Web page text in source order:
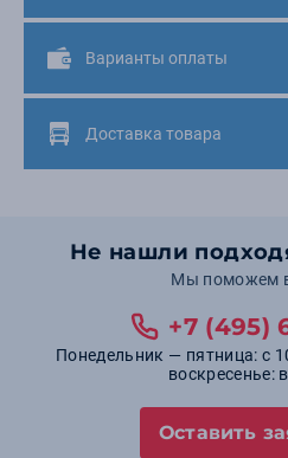
Варианты оплаты
Доставка товара
Не нашли
Мы поможем
+7 (495)
Понедельник — пятница: с
воскресенье:
Оставить